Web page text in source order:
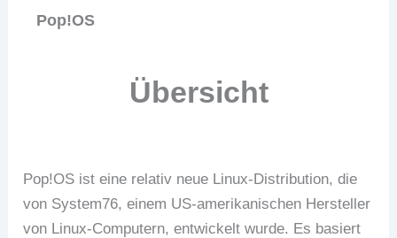
Pop!OS
Übersicht
Pop!OS ist eine relativ neue Linux-Distribution, die
von System76, einem US-amerikanischen Hersteller
von Linux-Computern, entwickelt wurde. Es basiert